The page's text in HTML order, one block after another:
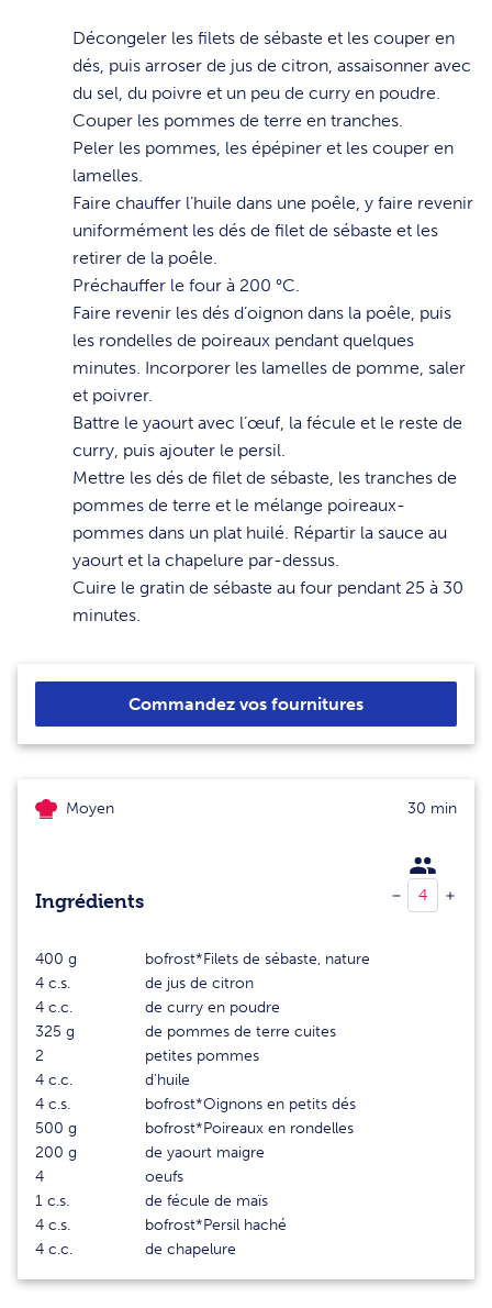
Décongeler les filets de sébaste et les couper en
dés, puis arroser de jus de citron, assaisonner avec
du sel, du poivre et un peu de curry en poudre.
Couper les pommes de terre en tranches.
Peler les pommes, les épépiner et les couper en
lamelles.
Faire chauffer l’huile dans une poêle, y faire revenir
uniformément les dés de filet de sébaste et les
retirer de la poêle.
Préchauffer le four à 200 °C.
Faire revenir les dés d’oignon dans la poêle, puis
les rondelles de poireaux pendant quelques
minutes. Incorporer les lamelles de pomme, saler
et poivrer.
Battre le yaourt avec l’œuf, la fécule et le reste de
curry, puis ajouter le persil.
Mettre les dés de filet de sébaste, les tranches de
pommes de terre et le mélange poireaux-
pommes dans un plat huilé. Répartir la sauce au
yaourt et la chapelure par-dessus.
Cuire le gratin de sébaste au four pendant 25 à 30
minutes.
Commandez vos fournitures
Moyen 30 min
Ingrédients
400 g
bofrost*Filets de sébaste, nature
4 c.s.
de jus de citron
4 c.c.
de curry en poudre
325 g
de pommes de terre cuites
2
petites pommes
4 c.c.
d'huile
4 c.s.
bofrost*Oignons en petits dés
500 g
bofrost*Poireaux en rondelles
200 g
de yaourt maigre
4
oeufs
1 c.s.
de fécule de maïs
4 c.s.
bofrost*Persil haché
4 c.c. de chapelure